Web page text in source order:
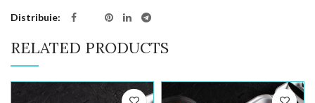
Distribuie
RELATED PRODUCTS